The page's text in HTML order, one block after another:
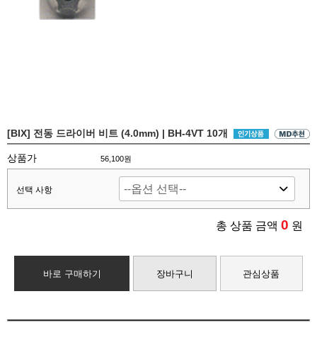
[BIX] 전동 드라이버 비트 (4.0mm) | BH-4VT 10개
상품가 56,100원
선택 사항
총 상품 금액 0 원
바로 구매하기 장바구니 관심상품